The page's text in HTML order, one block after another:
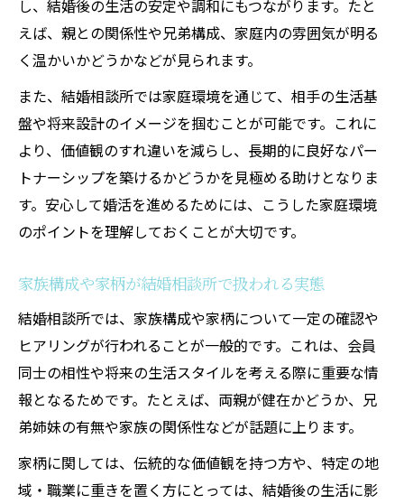
し、結婚後の生活の安定や調和にもつながります。たと
えば、親との関係性や兄弟構成、家庭内の雰囲気が明る
く温かいかどうかなどが見られます。
また、結婚相談所では家庭環境を通じて、相手の生活基
盤や将来設計のイメージを掴むことが可能です。これに
より、価値観のすれ違いを減らし、長期的に良好なパー
トナーシップを築けるかどうかを見極める助けとなりま
す。安心して婚活を進めるためには、こうした家庭環境
のポイントを理解しておくことが大切です。
家族構成や家柄が結婚相談所で扱われる実態
結婚相談所では、家族構成や家柄について一定の確認や
ヒアリングが行われることが一般的です。これは、会員
同士の相性や将来の生活スタイルを考える際に重要な情
報となるためです。たとえば、両親が健在かどうか、兄
弟姉妹の有無や家族の関係性などが話題に上ります。
家柄に関しては、伝統的な価値観を持つ方や、特定の地
域・職業に重きを置く方にとっては、結婚後の生活に影